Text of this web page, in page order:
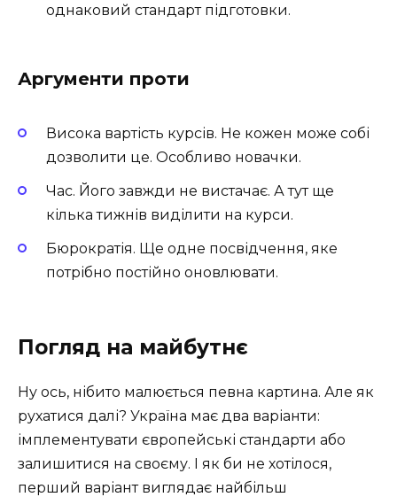
однаковий стандарт підготовки.
Аргументи проти
Висока вартість курсів. Не кожен може собі
дозволити це. Особливо новачки.
Час. Його завжди не вистачає. А тут ще
кілька тижнів виділити на курси.
Бюрократія. Ще одне посвідчення, яке
потрібно постійно оновлювати.
Погляд на майбутнє
Ну ось, нібито малюється певна картина. Але як
рухатися далі? Україна має два варіанти:
імплементувати європейські стандарти або
залишитися на своєму. І як би не хотілося,
перший варіант виглядає найбільш